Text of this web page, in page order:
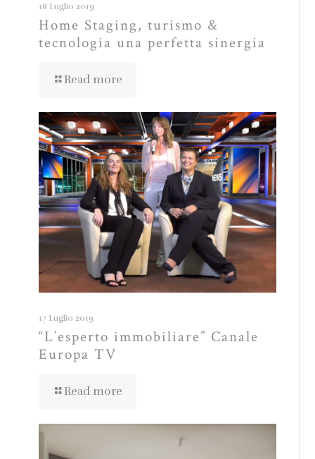
18 Luglio 2019
Home Staging, turismo &
tecnologia una perfetta sinergia
Read more
17 Luglio 2019
“L’esperto immobiliare” Canale
Europa TV
Read more